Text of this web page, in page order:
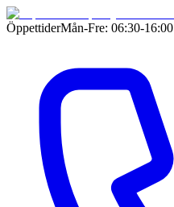
ÖppettiderMån-Fre: 06:30-16:00